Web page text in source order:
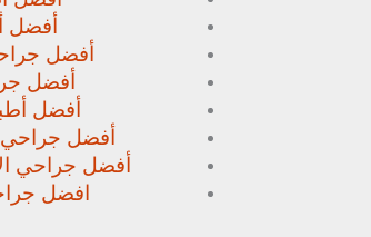
أفضل
أفضل
أفضل
أفضل
أفضل جراحي
أفضل جراحي
افضل